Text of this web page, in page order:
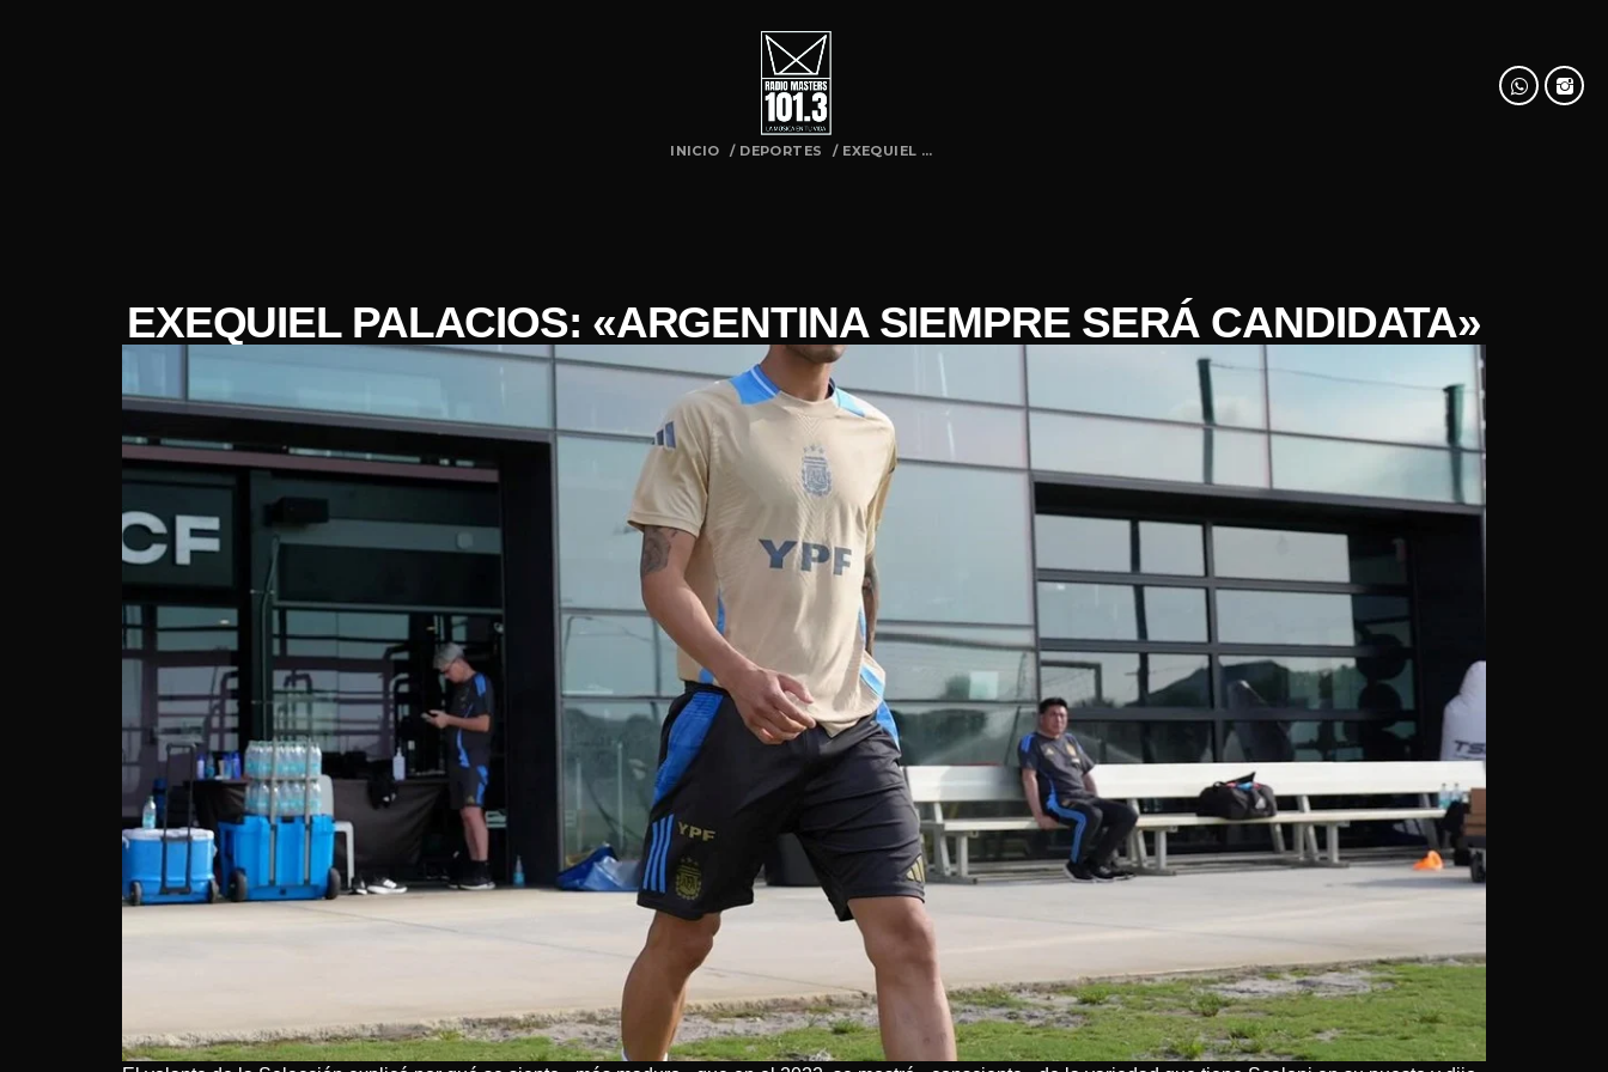
INICIO / DEPORTES / EXEQUIEL ...
EXEQUIEL PALACIOS: «ARGENTINA SIEMPRE SERÁ CANDIDATA»